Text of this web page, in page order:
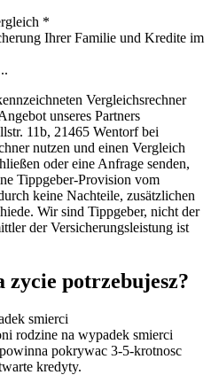
*
Ihrer Familie und Kredite im
Vergleichsrechner
unseres Partners
11b, 21465 Wentorf bei
nutzen und einen Vergleich
oder eine Anfrage senden,
Tippgeber-Provision vom
keine Nachteile, zusätzlichen
Wir sind Tippgeber, nicht der
der Versicherungsleistung ist
zycie potrzebujesz?
smierci
rodzine na wypadek smierci
pokrywac 3-5-krotnosc
kredyty.